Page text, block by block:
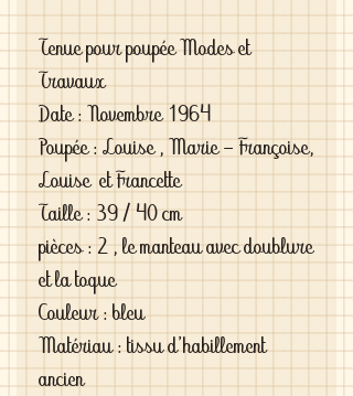
Tenue pour poupée Modes et
Travaux
Date : Novembre 1964
Poupée : Louise , Marie - Françoise,
Louise et Francette
Taille : 39 / 40 cm
pièces : 2 , le manteau avec doublure
et la toque
Couleur : bleu
Matériau : tissu d'habillement
ancien